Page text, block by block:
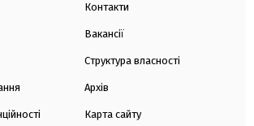
Контакти
Вакансії
Структура власності
Архів
Карта сайту